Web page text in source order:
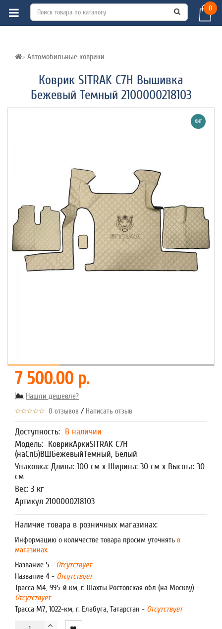
0
Автомобильные коврики
Коврик SITRAK C7H Вышивка
Бежевый Темный 2100000218103
ВСЕ О ТОВАРЕ ХАРАКТЕРИСТИКИ
ХИТ
7 500.00 р.
Нашли дешевле?
0 отзывов / Написать отзыв
Доступность: В наличии
Модель: КоврикАркиSITRAK C7H
(наСпБ)ВШБежевыйТемный, Белый
Упаковка: Длина: 100 см x Ширина: 30 см x Высота: 30
см
Вес: 3 кг
Артикул 2100000218103
Наличие товара в розничных магазинах:
Информацию о количестве товара просим уточнять в
магазинах.
Название 5 - Отсутствует
Название 4 - Отсутствует
Трасса М4, 995-й км, г. Шахты Ростовская обл (на Москву) -
Отсутствует
Трасса М7, 1022-км, г. Елабуга, Татарстан - Отсутствует